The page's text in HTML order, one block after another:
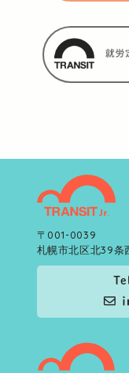
〒001-0039
札幌市北区北39条